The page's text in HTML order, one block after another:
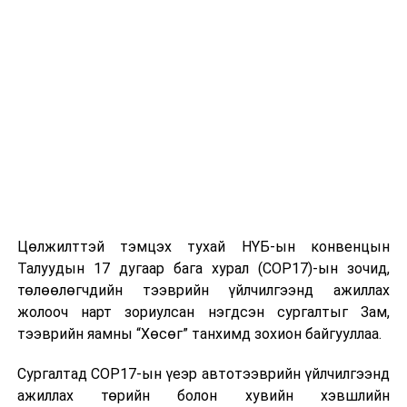
боломж өндөр байгааг илтгэн хотуудын удирдлага,
төлөөлөгчид цугларч тулгамдсан асуудал, түүнийг
давж туулах туршлагаас танилцуулж ярилцах нь
бусад хотын хувьд туршлага солилцох ач
холбогдолтой юм.
Цөлжилттэй тэмцэх тухай НҮБ-ын конвенцын
Талуудын 17 дугаар бага хурал (COP17)-ын зочид,
төлөөлөгчдийн тээврийн үйлчилгээнд ажиллах
жолооч нарт зориулсан нэгдсэн сургалтыг Зам,
тээврийн яамны “Хөсөг” танхимд зохион байгууллаа.
Сургалтад COP17-ын үеэр автотээврийн үйлчилгээнд
ажиллах төрийн болон хувийн хэвшлийн